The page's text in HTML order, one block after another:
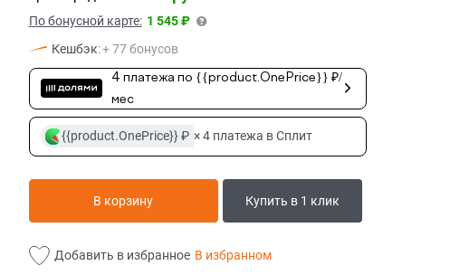
По бонусной карте: 1 545 ₽
Кешбэк:+ 77 бонусов
4 платежа по {{product.OnePrice}} ₽/
мес
{{product.OnePrice}} ₽ × 4 платежа в Сплит
В корзину Купить в 1 клик
Добавить в избранное В избранном